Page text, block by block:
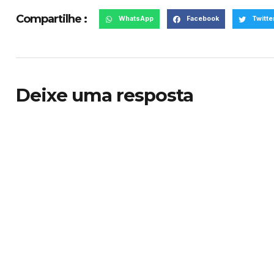
Compartilhe : WhatsApp Facebook
Deixe uma resposta